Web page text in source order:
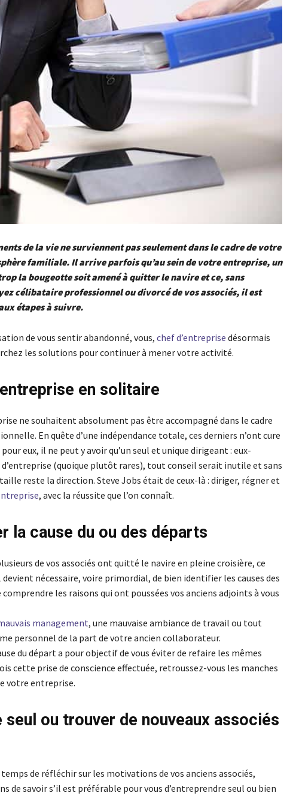
de la vie ne surviennent pas seulement dans le cadre de votre
familiale. Il arrive parfois qu’au sein de votre entreprise, un
la bougeotte soit amené à quitter le navire et ce, sans
célibataire professionnel ou divorcé de vos associés, il est
étapes à suivre.
de vous sentir abandonné, vous,chef d’entreprise désormais
les solutions pour continuer à mener votre activité.
en solitaire
ne souhaitent absolument pas être accompagné dans le cadre
En quête d’une indépendance totale, ces derniers n’ont cure
eux, il ne peut y avoir qu’un seul et unique dirigeant : eux-
d’entreprise (quoique plutôt rares), tout conseil serait inutile et sans
reste la direction. Steve Jobs était de ceux-là : diriger, régner et
, avec la réussite que l’on connaît.
la cause du ou des départs
de vos associés ont quitté le navire en pleine croisière, ce
devient nécessaire, voire primordial, de bien identifier les causes des
les raisons qui ont poussées vos anciens adjoints à vous
management, une mauvaise ambiance de travail ou tout
personnel de la part de votre ancien collaborateur.
du départ a pour objectif de vous éviter de refaire les mêmes
cette prise de conscience effectuée, retroussez-vous les manches
votre entreprise.
seul ou trouver de nouveaux associés
de réfléchir sur les motivations de vos anciens associés,
de savoir s’il est préférable pour vous d’entreprendre seul ou bien